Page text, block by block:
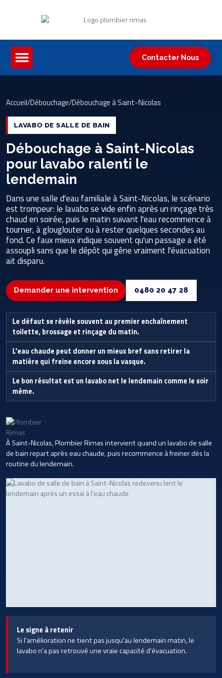
Contacter Nous
Accueil/Débouchage/Débouchage à Saint-Nicolas
LAVABO DE SALLE DE BAIN
Débouchage à Saint-Nicolas
pour lavabo ralenti le
lendemain
Dans une salle d'eau familiale à Saint-Nicolas, le scénario
est trompeur: le lavabo se vide enfin après un rinçage très
chaud en soirée, puis le matin suivant l'eau recommence à
tourner, à glouglouter ou à rester quelques secondes au
fond. Ce faux mieux indique souvent qu'un passage a été
assoupli sans que le dépôt qui gêne vraiment l'évacuation
ait disparu.
Demander une intervention 0480 20 47 28
Le défaut se révèle souvent au premier enchaînement
toilette, brossage et rinçage du matin.
L'eau chaude peut donner un mieux bref sans retirer la
matière qui freine encore sous la vasque.
Le bon résultat est un lavabo net le lendemain comme le soir
même.
À Saint-Nicolas, Plombier Rimas intervient quand un lavabo de salle
de bain repart après eau chaude, puis recommence à freiner dès la
routine du lendemain.
Le signe à retenir
Si l'amélioration ne tient pas jusqu'au lendemain matin, le
lavabo n'a pas retrouvé une vraie capacité d'évacuation.